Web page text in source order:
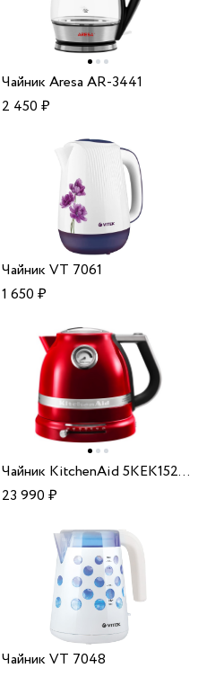
Чайник Aresa AR-3441
2 450₽
Чайник VT 7061
1 650₽
Чайник KitchenAid 5KEK1522ECA candy apple
23 990₽
Чайник VT 7048